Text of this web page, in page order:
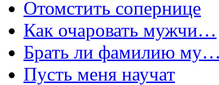
Отомстить сопернице
Как очаровать мужчи…
Брать ли фамилию
Пусть меня научат